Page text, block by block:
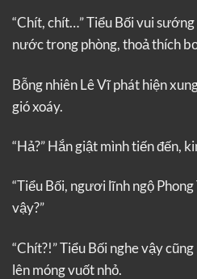
“Chít, chít…” Tiểu Bối vui
nước trong phòng, thoả thích
Bỗng nhiên Lê Vĩ phát hiện
gió xoáy.
“Hả?” Hắn giật mình tiến đến,
“Tiểu Bối, ngươi lĩnh ngộ
vậy?”
“Chít?!” Tiểu Bối nghe vậy
lên móng vuốt nhỏ.